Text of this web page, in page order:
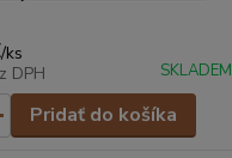
/ks
DPH SKLADEM
Pridať do košíka